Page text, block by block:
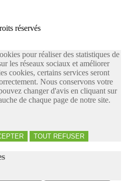
réservés
pour réaliser des statistiques de
les réseaux sociaux et améliorer
cookies, certains services seront
Nous conservons votre
changer d'avis en cliquant sur
de chaque page de notre site.
TOUT REFUSER